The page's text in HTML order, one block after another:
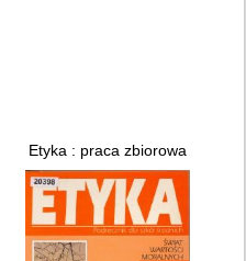
Etyka : praca zbiorowa